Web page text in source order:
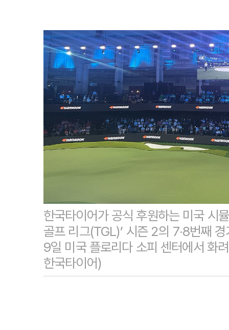
한국타이어가 공식 후원하는 미국 시
골프 리그(TGL)’ 시즌 2의 7·8번째
9일 미국 플로리다 소피 센터에서 화
한국타이어)